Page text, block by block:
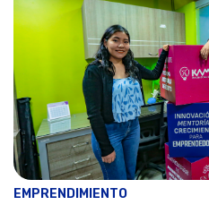
EMPRENDIMIENTO